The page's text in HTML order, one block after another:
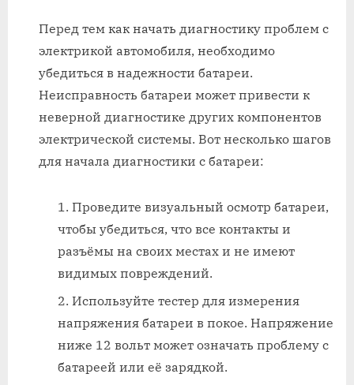
Перед тем как начать диагностику проблем с
электрикой автомобиля, необходимо
убедиться в надежности батареи.
Неисправность батареи может привести к
неверной диагностике других компонентов
электрической системы. Вот несколько шагов
для начала диагностики с батареи:
Проведите визуальный осмотр батареи,
чтобы убедиться, что все контакты и
разъёмы на своих местах и не имеют
видимых повреждений.
Используйте тестер для измерения
напряжения батареи в покое. Напряжение
ниже 12 вольт может означать проблему с
батареей или её зарядкой.